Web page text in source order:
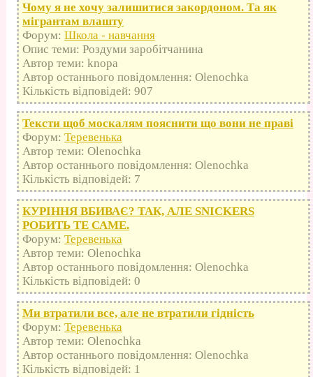
Чому я не хочу залишитися закордоном. Та як
мігрантам влашту
Форум: Школа - навчання
Опис теми: Роздуми заробітчанина
Автор теми: knopa
Автор останнього повідомлення: Olenochka
Кількість відповідей: 907
Тексти щоб москалям пояснити що вони не праві
Форум: Теревенька
Автор теми: Olenochka
Автор останнього повідомлення: Olenochka
Кількість відповідей: 7
КУРІННЯ ВБИВАЄ? ТАК, АЛЕ SNICKERS
РОБИТЬ ТЕ САМЕ.
Форум: Теревенька
Автор теми: Olenochka
Автор останнього повідомлення: Olenochka
Кількість відповідей: 0
Ми втратили все, але не втратили гідність
Форум: Теревенька
Автор теми: Olenochka
Автор останнього повідомлення: Olenochka
Кількість відповідей: 1